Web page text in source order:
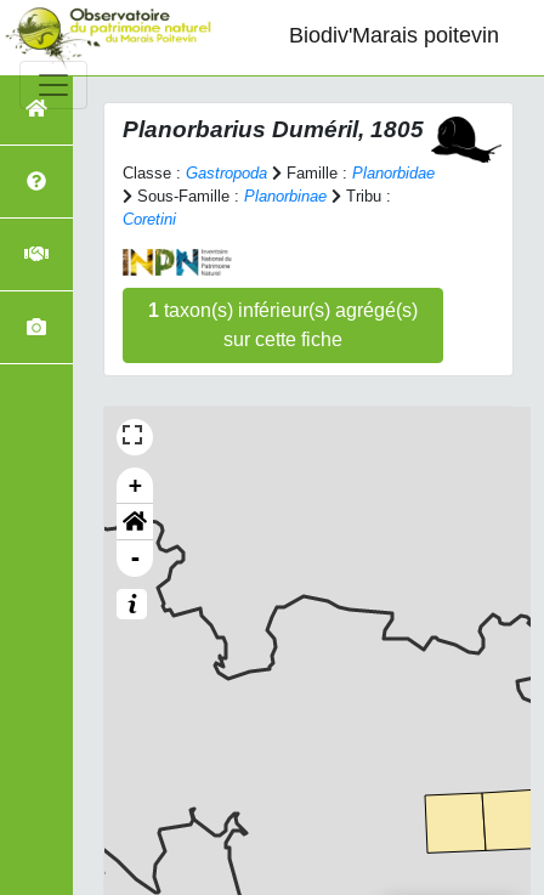
Biodiv'Marais poitevin
Planorbarius Duméril, 1805
Classe : Gastropoda Famille : Planorbidae
Sous-Famille : Planorbinae
Tribu :
Coretini
1taxon(s) inférieur(s) agrégé(s)
sur cette fiche
+
-